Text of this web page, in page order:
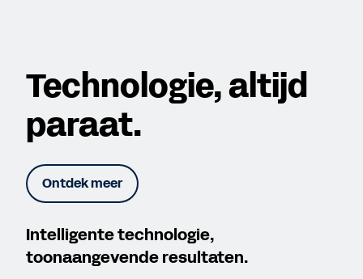
Technologie, altijd
paraat.
Ontdek meer
Intelligente technologie,
toonaangevende resultaten.